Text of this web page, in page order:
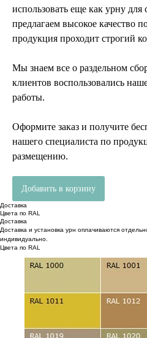
использовать еще как урну
предлагаем высокое качество
продукция проходит строгий
Мы знаем все о раздельном
клиентов воспользовались
работы.
Оформите заказ и получите
нашего специалиста по
размещению.
Добавить в корзину
Доставка
Цвета по RAL
Доставка
Доставка и установка урн оплачиваются
индивидуально.
Цвета по RAL